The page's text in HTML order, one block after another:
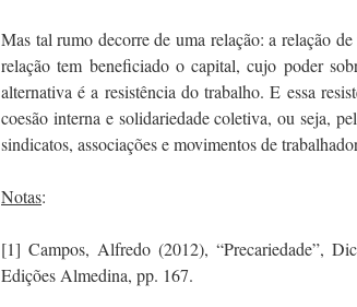
Mas tal rumo decorre de uma relação: a relação
relação tem beneficiado o capital, cujo poder
alternativa é a resistência do trabalho. E essa
coesão interna e solidariedade coletiva, ou seja,
sindicatos, associações e movimentos de
Notas:
[1] Campos, Alfredo (2012), “Precariedade”,
Edições Almedina, pp. 167.